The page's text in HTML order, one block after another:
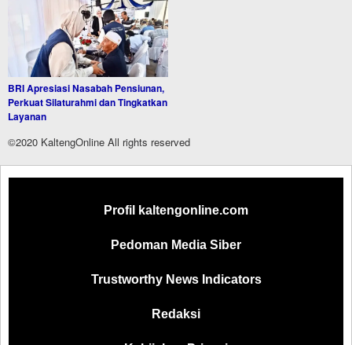
BRI Apresiasi Nasabah Pensiunan,
Perkuat Silaturahmi dan Tingkatkan
Layanan
©2020 KaltengOnline All rights reserved
Profil kaltengonline.com
Pedoman Media Siber
Trustworthy News Indicators
Redaksi